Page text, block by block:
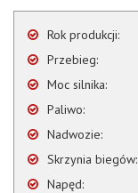
Rok produkcji:
Przebieg:
Moc silnika:
Paliwo:
Nadwozie:
Skrzynia biegów:
Napęd: